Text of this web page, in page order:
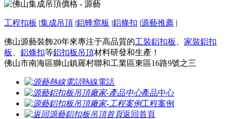
工程扣板 |集成吊頂 |鋁蜂窩板 |鋁條扣 |源藝推薦 |
佛山源藝裝飾20年來專注于高品質的工裝鋁扣板
家裝鋁扣
板
鋁條扣等鋁扣板吊頂材料研發和生產！
佛山市南海區獅山鎮羅村聯和工業區東區16路9號之三
熱線電話
產品中心
工程案例
返回首頁